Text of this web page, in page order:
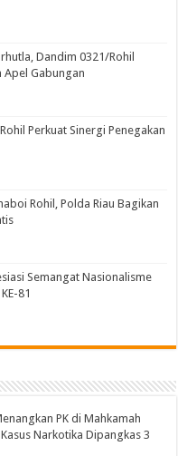
Dandim 0321/Rohil
Apel Gabungan
Perkuat Sinergi Penegakan
Rohil, Polda Riau Bagikan
Semangat Nasionalisme
81
PK di Mahkamah
Narkotika Dipangkas 3